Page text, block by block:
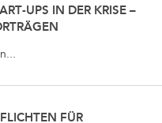
UPS IN DER KRISE –
FÜR